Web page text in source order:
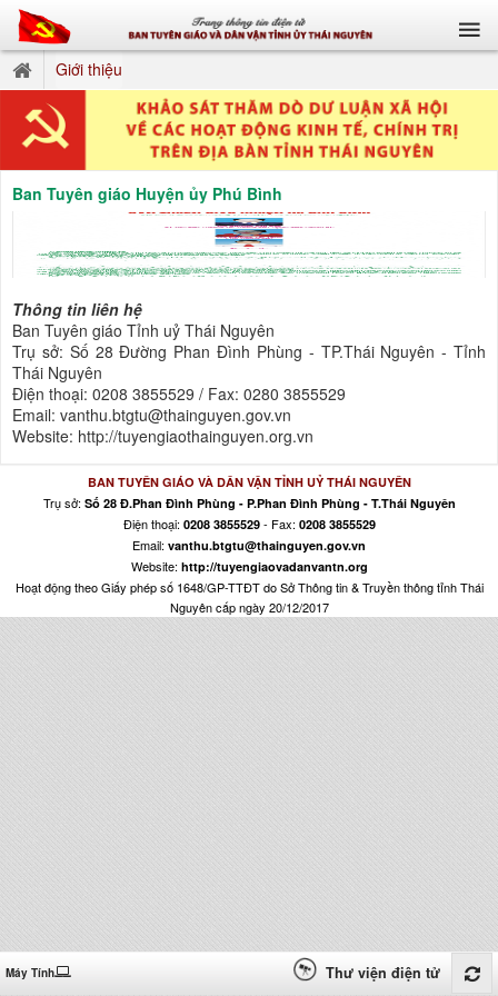
Giới thiệu
Ban Tuyên giáo Huyện ủy Phú Bình
Thông tin liên hệ
Ban Tuyên giáo Tỉnh uỷ Thái Nguyên
Trụ sở: Số 28 Đường Phan Đình Phùng - TP.Thái Nguyên - Tỉnh
Thái Nguyên
Điện thoại: 0208 3855529 / Fax: 0280 3855529
Email: vanthu.btgtu@thainguyen.gov.vn
Website: http://tuyengiaothainguyen.org.vn
BAN TUYÊN GIÁO VÀ DÂN VẬN TỈNH UỶ THÁI NGUYÊN
Trụ sở: Số 28 Đ.Phan Đình Phùng - P.Phan Đình Phùng - T.Thái Nguyên
Điện thoại: 0208 3855529- Fax: 0208 3855529
Email: vanthu.btgtu@thainguyen.gov.vn
Website: http://tuyengiaovadanvantn.org
Hoạt động theo Giấy phép số 1648/GP-TTĐT do Sở Thông tin & Truyền thông tỉnh Thái
Nguyên cấp ngày 20/12/2017
Máy Tính Thư viện điện tử